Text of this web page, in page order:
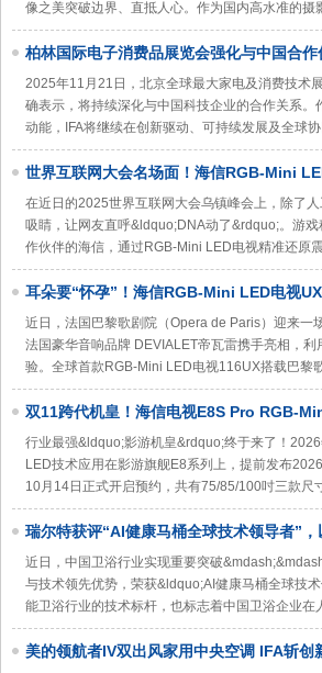
像之美突破边界、直抵人心。作为国内高水准的
柏林国际电子消费品展览会强化与中国合
2025年11月21日，北京全球最大家电及消费技术
确表示，将持续深化与中国科技企业的合作关系
动能，IFA将继续在创新驱动、可持续发展及全球
世界互联网大会名场面！海信RGB-Mini
在近日的2025世界互联网大会乌镇峰会上，除了
吸睛，让网友直呼&ldquo;DNA动了&rdquo;。游
作伙伴的海信，通过RGB-Mini LED电视精准还原
耳朵要“怀孕”！海信RGB-Mini LED电视
灵魂
近日，法国巴黎歌剧院（Opera de Paris）迎来
法国豪华音响品牌 DEVIALET帝瓦雷携手亮相，
验。全球首款RGB-Mini LED电视116UX搭载巴黎
双11跨代机皇！海信电视E8S Pro RGB-
行业最强&ldquo;影游机皇&rdquo;终于来了！
LED技术应用在影游旗舰E8系列上，提前发布
10月14日正式开启预约，共有75/85/100吋三款
瑞尔特获评“AI健康马桶全球技术领导者”
近日，中国卫浴行业实现重要突破
与技术领先优势，荣获&ldquo;AI健康马桶全球技
能卫浴行业的技术标杆，也标志着中国卫浴企业
美的领航者IV双出风家用中央空调 IFA斩创